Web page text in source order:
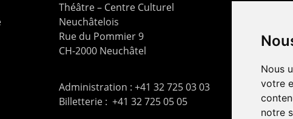
Nous
votre
notre
Théâtre – Centre Culturel
Neuchâtelois
Rue du Pommier 9
CH-2000 Neuchâtel
Administration : +41 32 725 03 03
Billetterie : +41 32 725 05 05